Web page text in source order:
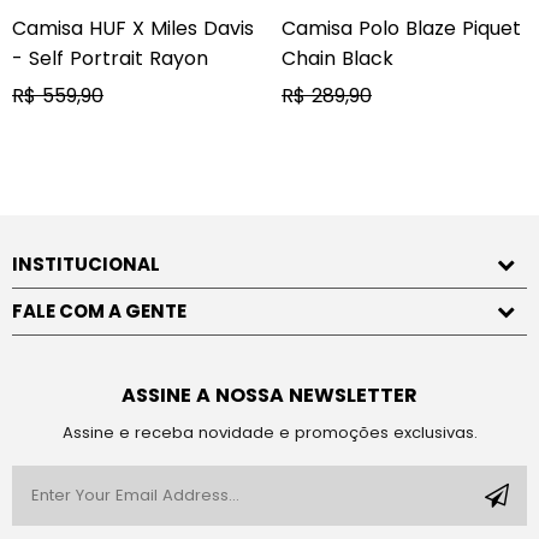
Camisa HUF X Miles Davis
- Self Portrait Rayon
Preço
normal
R$ 559,90
Camisa Polo Blaze Piquet
Chain Black
Preço
normal
R$ 289,90
INSTITUCIONAL
FALE COM A GENTE
ASSINE A NOSSA NEWSLETTER
Assine e receba novidade e promoções exclusivas.